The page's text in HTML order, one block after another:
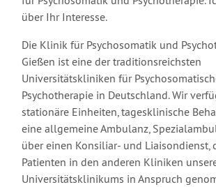
über Ihr Interesse.
Die Klinik für Psychosomatik und
Gießen ist eine der traditionsreichsten
Universitätskliniken für
Psychotherapie in Deutschland. Wir
stationäre Einheiten, tagesklinische
eine allgemeine Ambulanz,
über einen Konsiliar- und Liaisondienst,
Patienten in den anderen Kliniken
Universitätsklinikums in Anspruch